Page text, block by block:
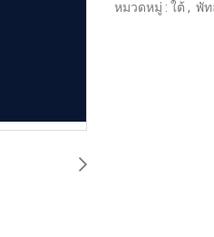
หมวดหมู่ : ใต้ , พัท